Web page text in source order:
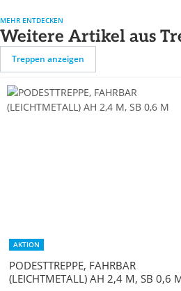
MEHR ENTDECKEN
Weitere Artikel aus
Treppen anzeigen
AKTION
PODESTTREPPE, FAHRBAR
(LEICHTMETALL) AH 2,4 M, SB 0,6